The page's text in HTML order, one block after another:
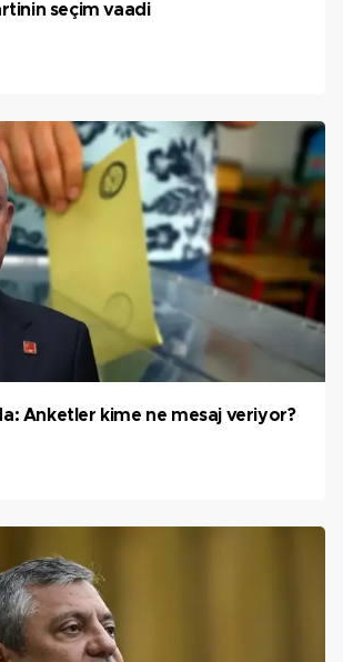
seçim vaadi
Anketler kime ne mesaj veriyor?